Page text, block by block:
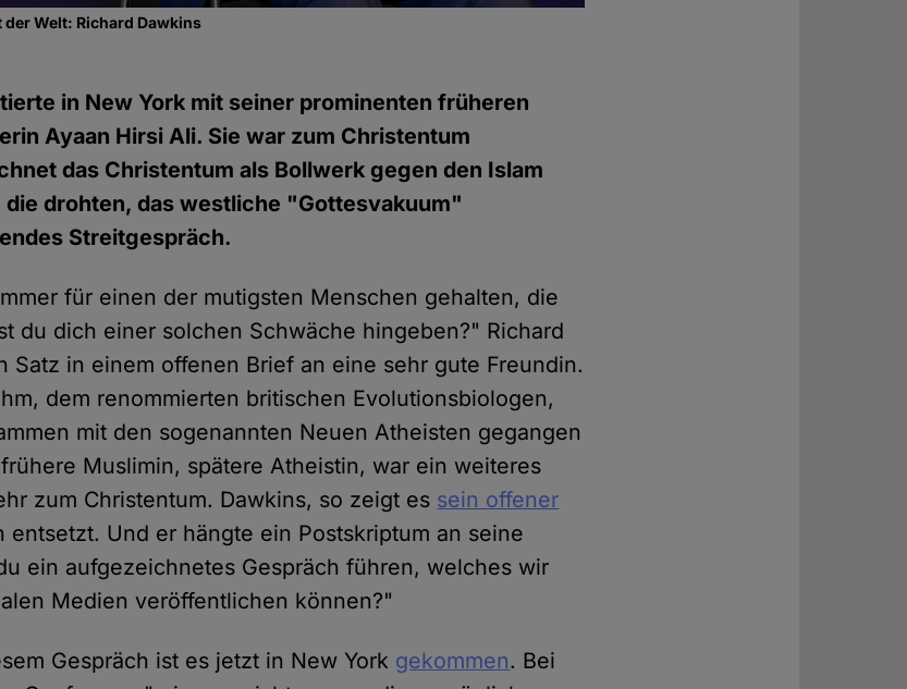
Welt: Richard Dawkins
in New York mit seiner prominenten früheren
Ayaan Hirsi Ali. Sie war zum Christentum
das Christentum als Bollwerk gegen den Islam
die drohten, das westliche "Gottesvakuum"
Streitgespräch.
für einen der mutigsten Menschen gehalten, die
du dich einer solchen Schwäche hingeben?" Richard
Satz in einem offenen Brief an eine sehr gute Freundin.
dem renommierten britischen Evolutionsbiologen,
mit den sogenannten Neuen Atheisten gegangen
Muslimin, spätere Atheistin, war ein weiteres
zum Christentum. Dawkins, so zeigt es sein offener
entsetzt. Und er hängte ein Postskriptum an seine
ein aufgezeichnetes Gespräch führen, welches wir
Medien veröffentlichen können?"
Gespräch ist es jetzt in New York gekommen. Bei